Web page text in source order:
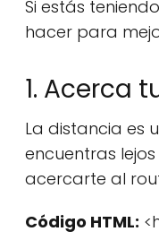
Si estás
hacer para
1. Acerca
La distancia es
encuentras
acercarte al
Código HTML: